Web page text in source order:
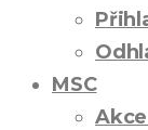
MSC